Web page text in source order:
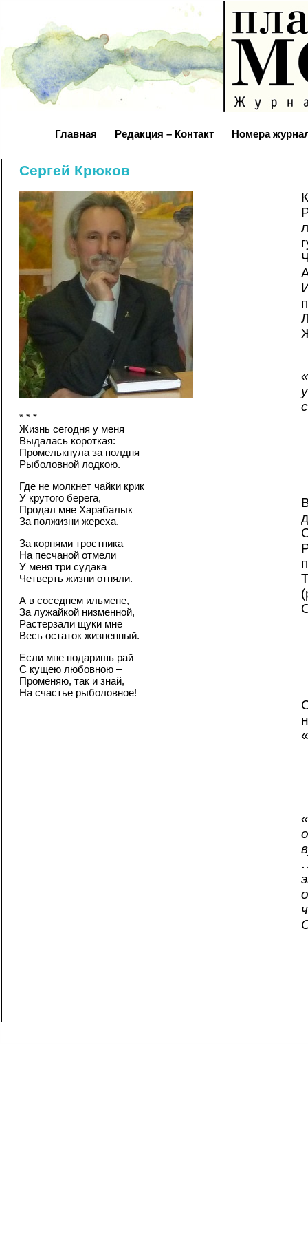
Главная Редакция – Контакт Номера
Сергей Крюков
* * *
Жизнь сегодня у меня
Выдалась короткая:
Промелькнула за полдня
Рыболовной лодкою.
Где не молкнет чайки крик
У крутого берега,
Продал мне Харабалык
За полжизни жереха.
За корнями тростника
На песчаной отмели
У меня три судака
Четверть жизни отняли.
А в соседнем ильмене,
За лужайкой низменной,
Растерзали щуки мне
Весь остаток жизненный.
Если мне подаришь рай
С кущею любовною –
Променяю, так и знай,
На счастье рыболовное!